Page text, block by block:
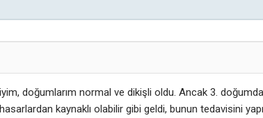
doğumlarım normal ve dikişli oldu. Ancak 3.
kaynaklı olabilir gibi geldi, bunun tedavisini